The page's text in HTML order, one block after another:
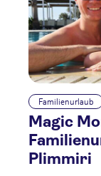
Familienurlaub
Magic
Plimmiri